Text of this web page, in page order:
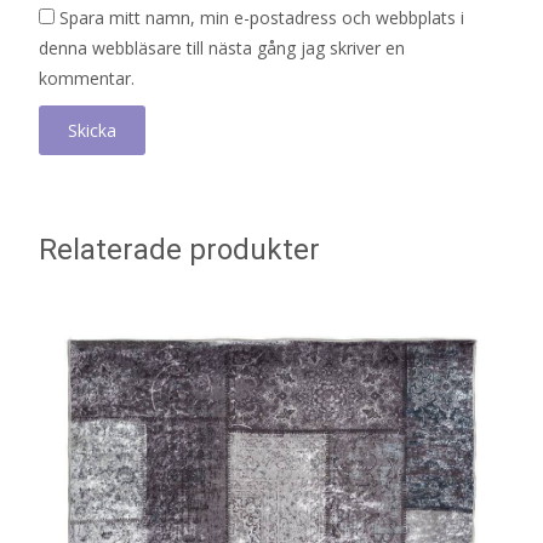
Spara mitt namn, min e-postadress och webbplats i
denna webbläsare till nästa gång jag skriver en
kommentar.
Relaterade produkter